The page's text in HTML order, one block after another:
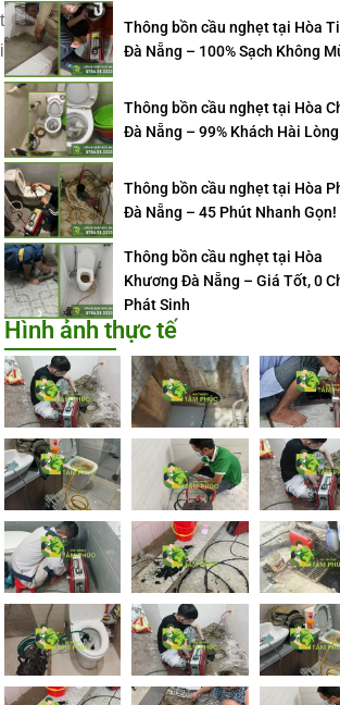
Thông bồn cầu nghẹt tại Hòa
Đà Nẵng – 100% Sạch Không
Thông bồn cầu nghẹt tại Hòa
Đà Nẵng – 99% Khách Hài Lòng
Thông bồn cầu nghẹt tại Hòa
Đà Nẵng – 45 Phút Nhanh Gọn!
Thông bồn cầu nghẹt tại Hòa
Khương Đà Nẵng – Giá Tốt, 0
Phát Sinh
Hình ảnh thực tế